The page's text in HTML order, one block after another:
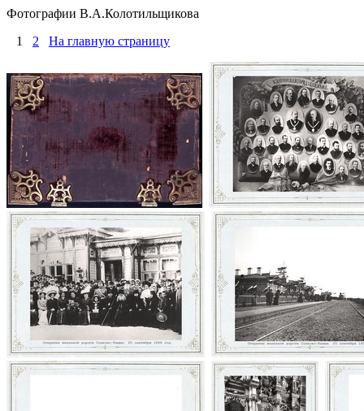
Фотографии В.А.Колотильщикова
1 2 На главную страницу